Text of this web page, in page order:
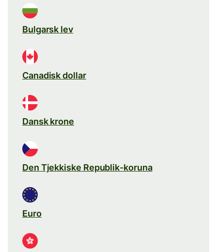
Bulgarsk lev
Canadisk dollar
Dansk krone
Den Tjekkiske Republik-koruna
Euro